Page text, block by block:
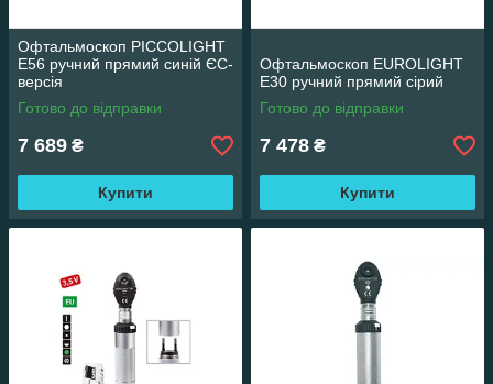
Офтальмоскоп PICCOLIGHT
E56 ручний прямий синій ЄС-
версія
Готово до відправки
7 689 ₴
Купити
Офтальмоскоп EUROLIGHT
E30 ручний прямий сірий
Готово до відправки
7 478 ₴
Купити